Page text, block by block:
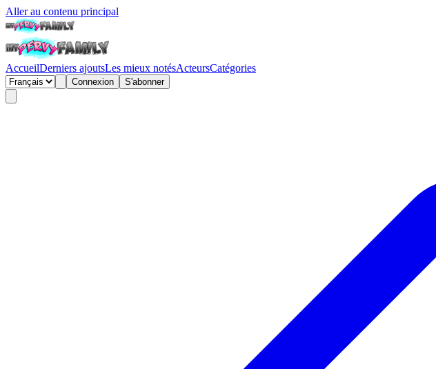
Aller au contenu principal
AccueilDerniers ajoutsLes mieux notésActeursCatégories
Connexion S'abonner